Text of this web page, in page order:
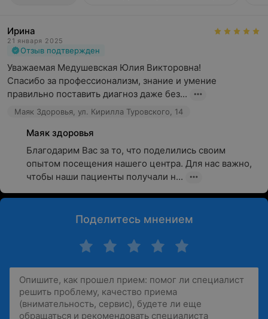
Ирина
21 января 2025
Отзыв подтвержден
Уважаемая Медушевская Юлия Викторовна!
Спасибо за профессионализм, знание и умение
правильно поставить диагноз даже без...
Маяк Здоровья, ул. Кирилла Туровского, 14
Маяк здоровья
Благодарим Вас за то, что поделились своим
опытом посещения нашего центра. Для нас важно,
чтобы наши пациенты получали н...
Поделитесь мнением